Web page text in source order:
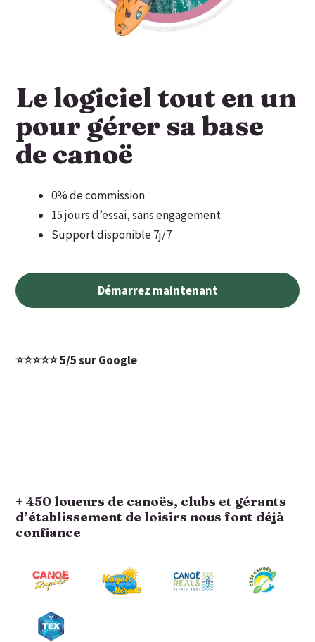
Le logiciel tout en un
pour gérer sa base
de canoë
0% de commission
15 jours d’essai, sans engagement
Support disponible 7j/7
Démarrez maintenant
⭐️⭐️⭐️⭐️⭐️ 5/5 sur Google
+ 450 loueurs de canoës, clubs et gérants
d’établissement de loisirs nous font déjà
confiance